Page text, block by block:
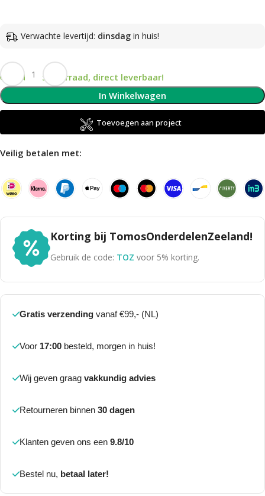
Verwachte levertijd: dinsdag in huis!
Op voorraad, direct leverbaar!
In Winkelwagen
Toevoegen aan project
Veilig betalen met:
Korting bij TomosOnderdelenZeeland!
Gebruik de code: TOZ voor 5% korting.
Gratis verzending vanaf €99,- (NL)
Voor 17:00 besteld, morgen in huis!
Wij geven graag vakkundig advies
Retourneren binnen 30 dagen
Klanten geven ons een 9.8/10
Bestel nu, betaal later!